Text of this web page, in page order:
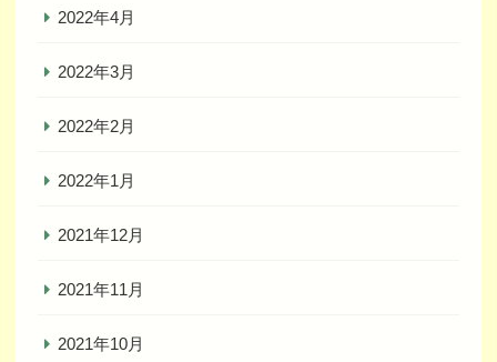
2022年4月
2022年3月
2022年2月
2022年1月
2021年12月
2021年11月
2021年10月